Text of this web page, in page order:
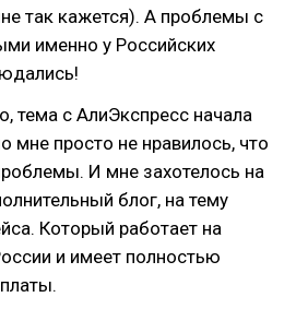
так кажется). А проблемы с
именно у Российских
тема с АлиЭкспресс начала
мне просто не нравилось, что
И мне захотелось на
блог, на тему
Который работает на
и имеет полностью